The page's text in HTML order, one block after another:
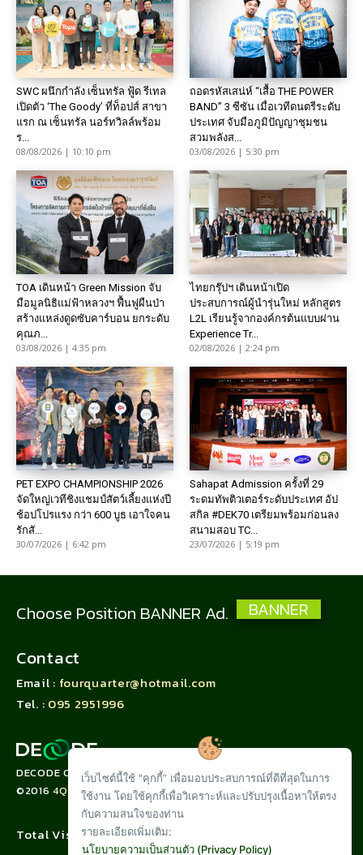
SWC ผนึกกำลัง เซ็นทรัล ฟู้ด รีเทล
เปิดตัว ‘The Goody’ ที่ท็อปส์ สาขา
แรก ณ เซ็นทรัล นอร์ทวิลล์พร้อม
ร...
08/08/2026 | 10:10 pm
ถอดรหัสเสน่ห์ “เสื้อ THE POWER
BAND” 3 ซีซัน เมื่อเวทีดนตรีระดับ
ประเทศ จับมือภูมิปัญญาชุมชน
สวมพลังส...
03/08/2026 | 5:30 pm
TOA เดินหน้า Green Mission จับ
มือมูลนิธิแม่ฟ้าหลวงฯ ฟื้นฟูผืนป่า
สร้างแหล่งดูดซับคาร์บอน ยกระดับ
คุณภ...
03/08/2026 | 4:35 pm
ไทยกรุ๊ปฯ เดินหน้าเปิด
ประสบการณ์ผู้นำรุ่นใหม่ หลักสูตร
L2L เรียนรู้จากองค์กรต้นแบบผ่าน
Experience Tr...
02/08/2026 | 2:24 pm
PET EXPO CHAMPIONSHIP 2026
จัดใหญ่เวทีชิงแชมป์สัตว์เลี้ยงแห่งปี
ช้อปโปรแรง กว่า 600 บูธ เอาใจคน
รักสั...
30/07/2026 | 6:42 pm
Sahapat Admission ครั้งที่ 29
ระดมทัพติวเตอร์ระดับประเทศ อัป
สกิล #DEK70 เตรียมพร้อมก่อนลง
สนามสอบ TC...
23/07/2026 | 5:19 pm
Choose Position BANNER Ad. BANNER
Contact
Email : fourquarter@hotmail.com
Tel. : 095 2951996
DECODE CORPORATION LIMITED
©20164QUARTER.CO
Total Visit :
เว็บไซต์นี้ใช้ "คุกกี้” เพื่อมอบประสบการณ์ที่ดีที่สุดในการ
ใช้งาน โดยใช้คุกกี้เพื่อวิเคราะห์และปรับปรุงเนื้อหาให้ตรง
กับความสนใจของท่าน
รายละเอียดเพิ่มเติม:
นโยบายความเป็นส่วนตัว (Privacy Policy)